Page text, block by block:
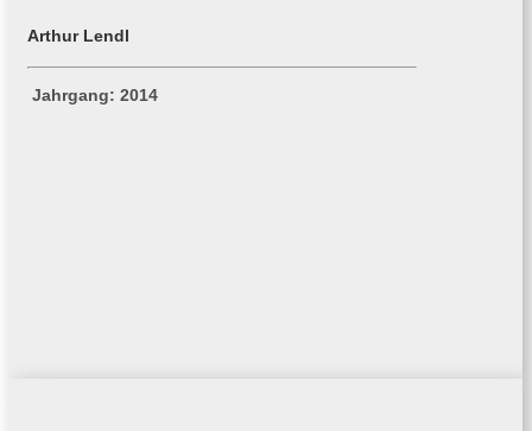
Arthur Lendl
Jahrgang: 2014